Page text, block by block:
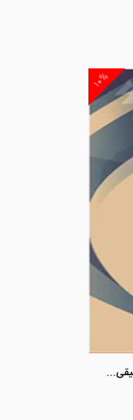
۱۰%
نظریه عمومی انفساخ در قراردادها «مطالعه تطبیقی در فقه و حقوق ایران»